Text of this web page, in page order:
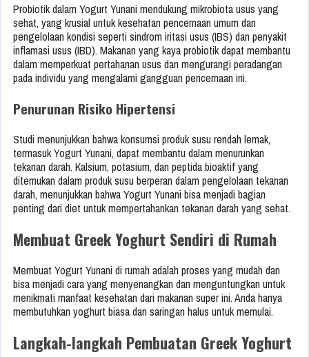
Probiotik dalam Yogurt Yunani mendukung mikrobiota usus yang
sehat, yang krusial untuk kesehatan pencernaan umum dan
pengelolaan kondisi seperti sindrom iritasi usus (IBS) dan penyakit
inflamasi usus (IBD). Makanan yang kaya probiotik dapat membantu
dalam memperkuat pertahanan usus dan mengurangi peradangan
pada individu yang mengalami gangguan pencernaan ini.
Penurunan Risiko Hipertensi
Studi menunjukkan bahwa konsumsi produk susu rendah lemak,
termasuk Yogurt Yunani, dapat membantu dalam menurunkan
tekanan darah. Kalsium, potasium, dan peptida bioaktif yang
ditemukan dalam produk susu berperan dalam pengelolaan tekanan
darah, menunjukkan bahwa Yogurt Yunani bisa menjadi bagian
penting dari diet untuk mempertahankan tekanan darah yang sehat.
Membuat Greek Yoghurt Sendiri di Rumah
Membuat Yogurt Yunani di rumah adalah proses yang mudah dan
bisa menjadi cara yang menyenangkan dan menguntungkan untuk
menikmati manfaat kesehatan dari makanan super ini. Anda hanya
membutuhkan yoghurt biasa dan saringan halus untuk memulai.
Langkah-langkah Pembuatan Greek Yoghurt